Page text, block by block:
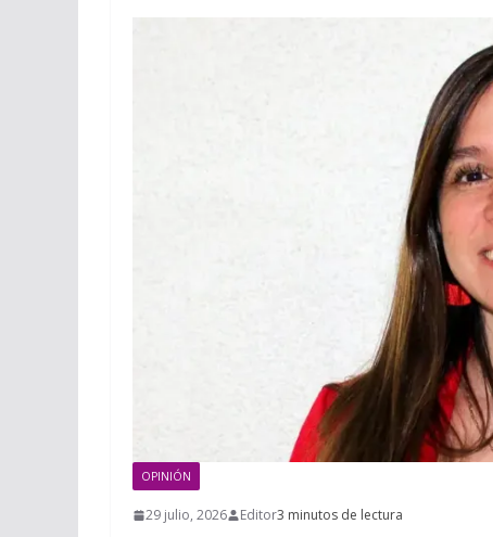
OPINIÓN
29 julio, 2026 Editor3 minutos de lectura